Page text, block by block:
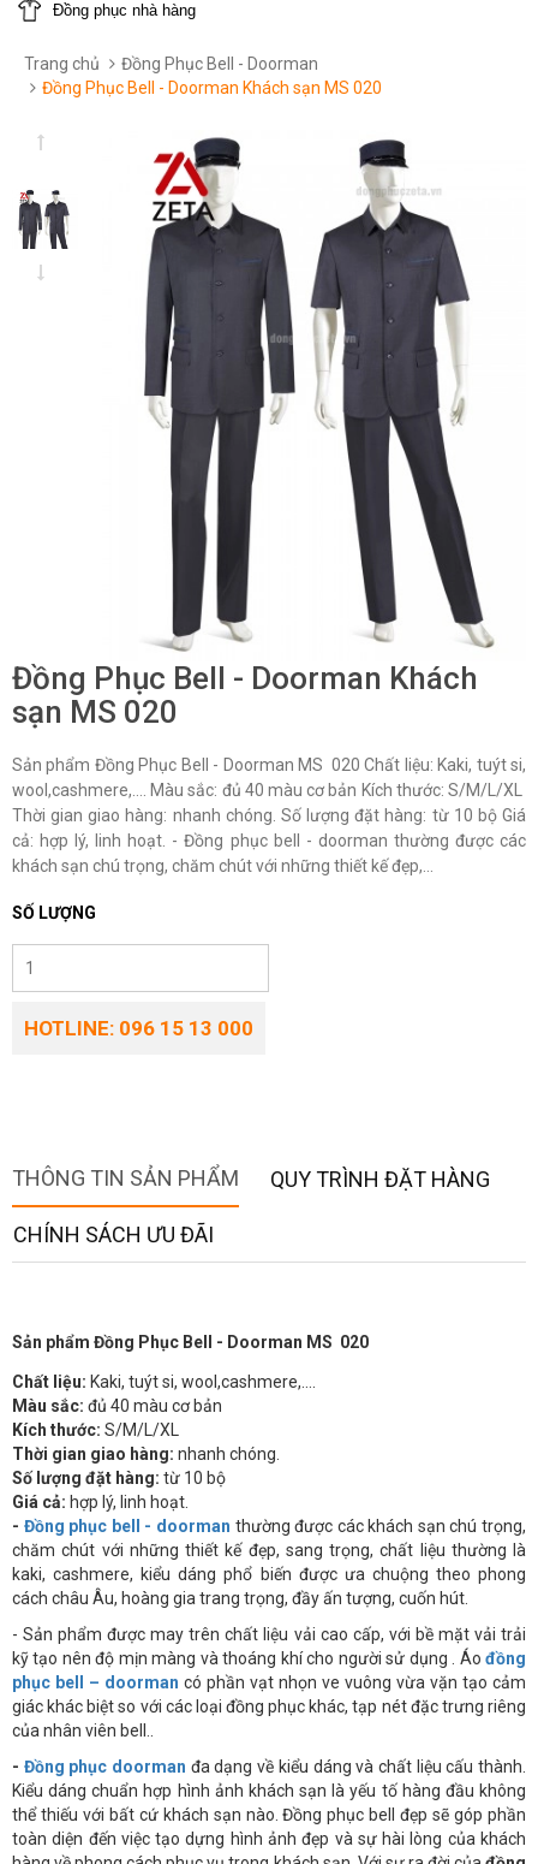
Đồng phục nhà hàng
Trang chủ
Đồng Phục Bell - Doorman
Đồng Phục Bell - Doorman Khách sạn MS 020
Đồng Phục Bell - Doorman Khách
sạn MS 020
Sản phẩm Đồng Phục Bell - Doorman MS 020 Chất liệu: Kaki, tuýt si,
wool,cashmere,…. Màu sắc: đủ 40 màu cơ bản Kích thước: S/M/L/XL
Thời gian giao hàng: nhanh chóng. Số lượng đặt hàng: từ 10 bộ Giá
cả: hợp lý, linh hoạt. - Đồng phục bell - doorman thường được các
khách sạn chú trọng, chăm chút với những thiết kế đẹp,...
SỐ LƯỢNG
HOTLINE: 096 15 13 000
THÔNG TIN SẢN PHẨM QUY TRÌNH ĐẶT HÀNG
CHÍNH SÁCH ƯU ĐÃI
Sản phẩm Đồng Phục Bell - Doorman MS 020
Chất liệu: Kaki, tuýt si, wool,cashmere,….
Màu sắc: đủ 40 màu cơ bản
Kích thước: S/M/L/XL
Thời gian giao hàng: nhanh chóng.
Số lượng đặt hàng: từ 10 bộ
Giá cả: hợp lý, linh hoạt.
- Đồng phục bell - doorman thường được các khách sạn chú trọng,
chăm chút với những thiết kế đẹp, sang trọng, chất liệu thường là
kaki, cashmere, kiểu dáng phổ biến được ưa chuộng theo phong
cách châu Âu, hoàng gia trang trọng, đầy ấn tượng, cuốn hút.
- Sản phẩm được may trên chất liệu vải cao cấp, với bề mặt vải trải
kỹ tạo nên độ mịn màng và thoáng khí cho người sử dụng . Áo đồng
phục bell – doorman có phần vạt nhọn ve vuông vừa vặn tạo cảm
giác khác biệt so với các loại đồng phục khác, tạp nét đặc trưng riêng
của nhân viên bell..
- Đồng phục doorman đa dạng về kiểu dáng và chất liệu cấu thành.
Kiểu dáng chuẩn hợp hình ảnh khách sạn là yếu tố hàng đầu không
thể thiếu với bất cứ khách sạn nào. Đồng phục bell đẹp sẽ góp phần
toàn diện đến việc tạo dựng hình ảnh đẹp và sự hài lòng của khách